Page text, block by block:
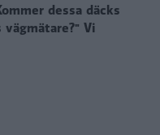
dessa däcks
Vi